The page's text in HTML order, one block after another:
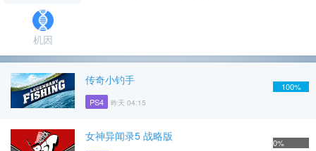
机因
传奇小钓手
PS4 昨天 04:15
100%
女神异闻录5 战略版 0%